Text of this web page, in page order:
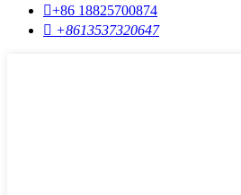
+86 18825700874
 +8613537320647